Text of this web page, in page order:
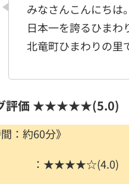
みなさんこんにちは。
日本一を誇るひまわ
北竜町ひまわりの里
評価 ★★★★★(5.0)
：約60分》
ス ：★★★★☆(4.0)